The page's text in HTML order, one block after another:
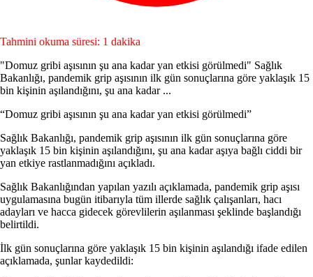
Tahmini okuma süresi: 1 dakika
"Domuz gribi aşısının şu ana kadar yan etkisi görülmedi" Sağlık
Bakanlığı, pandemik grip aşısının ilk gün sonuçlarına göre yaklaşık 15
bin kişinin aşılandığını, şu ana kadar ...
“Domuz gribi aşısının şu ana kadar yan etkisi görülmedi”
Sağlık Bakanlığı, pandemik grip aşısının ilk gün sonuçlarına göre
yaklaşık 15 bin kişinin aşılandığını, şu ana kadar aşıya bağlı ciddi bir
yan etkiye rastlanmadığını açıkladı.
Sağlık Bakanlığından yapılan yazılı açıklamada, pandemik grip aşısı
uygulamasına bugün itibarıyla tüm illerde sağlık çalışanları, hacı
adayları ve hacca gidecek görevlilerin aşılanması şeklinde başlandığı
belirtildi.
İlk gün sonuçlarına göre yaklaşık 15 bin kişinin aşılandığı ifade edilen
açıklamada, şunlar kaydedildi: